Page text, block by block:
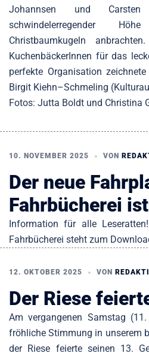
Johannsen und
schwindelerregender
Christbaumkugeln
KuchenbäckerInnen für das
perfekte Organisation
Birgit Kiehn–Schmeling
Fotos: Jutta Boldt und Christina
10. NOVEMBER 2025 VON
Der neue
Fahrbücherei
Information für alle
Fahrbücherei steht zum
12. OKTOBER 2025 VON
Der Riese
Am vergangenen Samstag
fröhliche Stimmung in unserem
der Riese feierte seinen 13.